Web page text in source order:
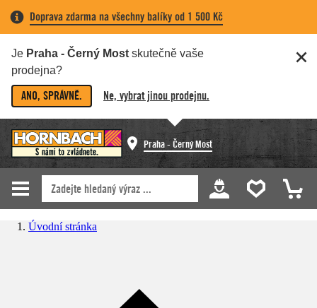
Doprava zdarma na všechny balíky od 1 500 Kč
Je Praha - Černý Most skutečně vaše
prodejna?
ANO, SPRÁVNĚ. Ne, vybrat jinou prodejnu.
Praha - Černý Most
Úvodní stránka